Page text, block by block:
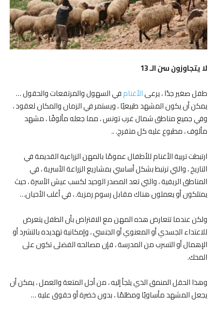
لا يتجاوزون سن الـ 13
طفل صغير جدًا ، يرعىالأغنامفي السهول والمرتفعات والحقول …
يمكن أن يكون المشهد طبيعيًا ، ويستمر في الزمان والمكان لعقود ،
وفي جميع مناطق شمال غرب تونس ، مما جعله مألوفًا ، مشهد
مألوف ، مطبوع عليه كل متفرج. ..
ارتبطت تربية الأغنام للأطفال عمومًا بالمهن الزراعية القديمة في
التاريخ ، والتي ترتبط بشكل أساسي بمشاريع الزراعة الأسرية ، في
المناطق الريفية ، والتي تعد المصدر الوحيد لكسب عيش الأسرة ، حيث
يمتلكون أو يعملون هناك مقابل رسوم رمزية. ، في أغلب الأحيان…
ولكن عندما تتعارض هذه المهن مع الافتراض بأن الطفل يتعرض
للاعتداء الجسدي أو المعنوي أو الجنسي ، وإمكانية تهديده بالتشرد أو
الإهمال أو التسرب من المدرسة ، فإن مصالحه الفضلى تكون على
المحك.
وهذا الحقل المنمق الذي يلجأ إليه ، من أجل المتعة والعمل ، يمكن أن
يجعل المشهد مأساويًا ومظلمًا ، بدون خضرة أو حقوق عليه …